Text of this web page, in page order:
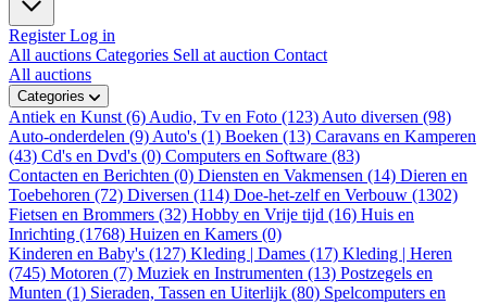
RegisterLog in
All auctions Categories Sell at auction Contact
All auctions
Categories
Antiek en Kunst (6) Audio, Tv en Foto (123) Auto diversen (98)
Auto-onderdelen (9) Auto's (1) Boeken (13) Caravans en Kamperen
(43) Cd's en Dvd's (0) Computers en Software (83)
Contacten en Berichten (0) Diensten en Vakmensen (14) Dieren en
Toebehoren (72) Diversen (114) Doe-het-zelf en Verbouw (1302)
Fietsen en Brommers (32) Hobby en Vrije tijd (16) Huis en
Inrichting (1768) Huizen en Kamers (0)
Kinderen en Baby's (127) Kleding | Dames (17) Kleding | Heren
(745) Motoren (7) Muziek en Instrumenten (13) Postzegels en
Munten (1) Sieraden, Tassen en Uiterlijk (80) Spelcomputers en